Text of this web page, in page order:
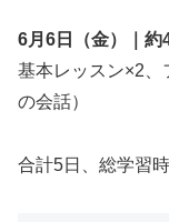
6月6日（金）｜約
基本レッスン×2、
の会話）
合計5日、総学習